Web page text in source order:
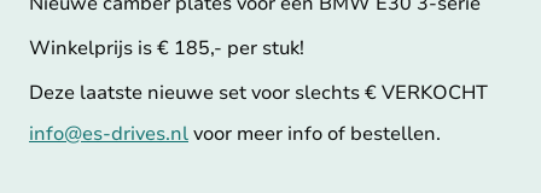
Winkelprijs is € 185,- per stuk!
Deze laatste nieuwe set voor slechts € VERKOCHT
info@es-drives.nlvoor meer info of bestellen.